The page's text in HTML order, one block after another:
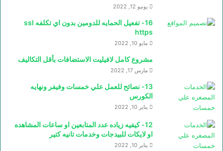
يونيو 12, 2022
16- تفعيل الحمايه للدومين بدون اي تكلفه ssl
https
مايو 10, 2022
مشروع كامل لافيليت الاستضافات بأقل التكاليف
مارس 17, 2022
13- نصائح للعمل علي خمسات وفيفر ونهايه
الكورس
يناير 10, 2022
12- كيفيه زياده عدد المتابعين او ساعات المشاهده
او لايكات للبيدجات وخدمات تانيه كتير
يناير 10, 2022